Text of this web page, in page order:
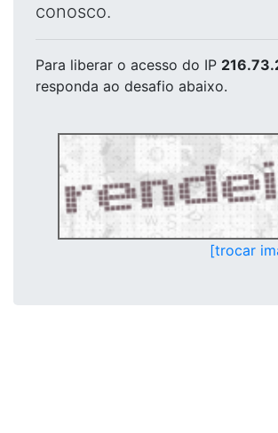
conosco.
Para liberar o acesso do IP
responda ao desafio abaixo.
[trocar